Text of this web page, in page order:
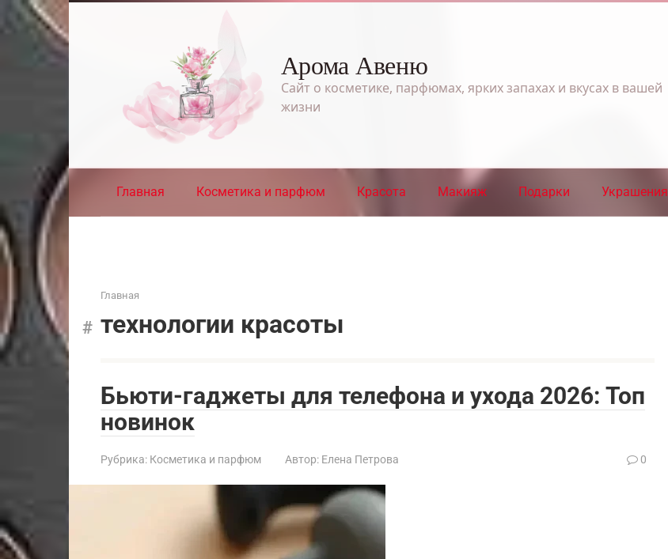
Перейти
к
контенту
Арома Авеню
Сайт о косметике, парфюмах, ярких запахах и вкусах в вашей
жизни
Главная Косметика и парфюм Красота Макияж Подарки Украшения
Главная
технологии красоты
Бьюти-гаджеты для телефона и ухода 2026: Топ
новинок
Рубрика: Косметика и парфюм Автор: Елена Петрова 0